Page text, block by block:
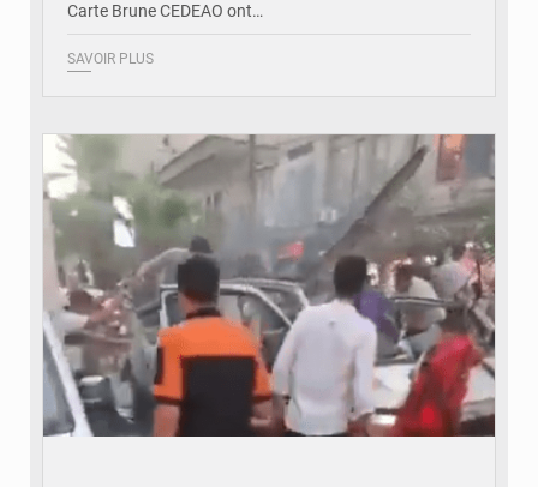
Carte Brune CEDEAO ont…
SAVOIR PLUS